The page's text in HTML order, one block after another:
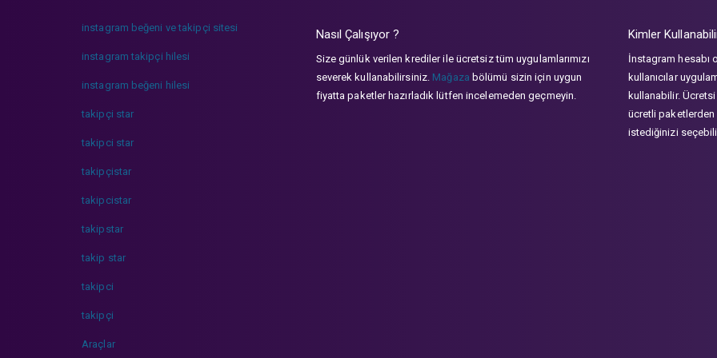
instagram beğeni ve takipçi sitesi
instagram takipçi hilesi
instagram beğeni hilesi
takipçi star
takipci star
takipçistar
takipcistar
takipstar
takip star
takipci
takipçi
Araçlar
Nasıl Çalışıyor ?
Size günlük verilen krediler ile ücretsiz tüm uygulamlarımızı
severek kullanabilirsiniz. Mağaza bölümü sizin için uygun
fiyatta paketler hazırladık lütfen incelemeden geçmeyin.
Kimler
İnstagram hesabı
kullanıcılar
kullanabilir.
ücretli paketlerden
istediğinizi